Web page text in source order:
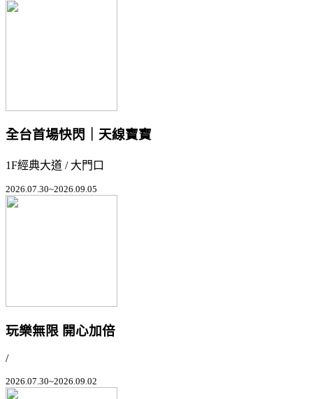
全台首場快閃｜天線寶寶
1F經典大道 / 大門口
2026.07.30~2026.09.05
玩樂無限 開心加倍
/
2026.07.30~2026.09.02